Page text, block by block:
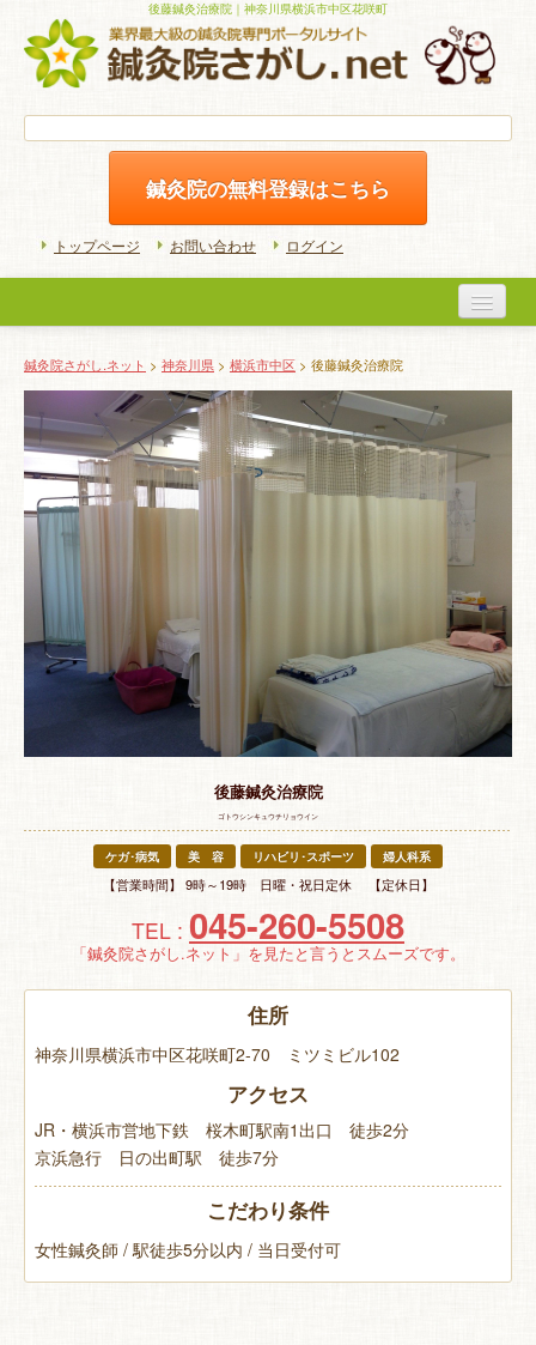
後藤鍼灸治療院｜神奈川県横浜市中区花咲町
鍼灸院の無料登録はこちら
トップページ お問い合わせ ログイン
初めての方へ
よくある質問
ホームケア
鍼灸院さがし.ネット > 神奈川県 > 横浜市中区 > 後藤鍼灸治療院
後藤鍼灸治療院
ゴトウシンキュウチリョウイン
ケガ･病気 美 容 リハビリ･スポーツ 婦人科系
【営業時間】 9時～19時 日曜・祝日定休 【定休日】
TEL : 045-260-5508
「鍼灸院さがし.ネット」を見たと言うとスムーズです。
住所
神奈川県横浜市中区花咲町2-70 ミツミビル102
アクセス
JR・横浜市営地下鉄 桜木町駅南1出口 徒歩2分
京浜急行 日の出町駅 徒歩7分
こだわり条件
女性鍼灸師 / 駅徒歩5分以内 / 当日受付可